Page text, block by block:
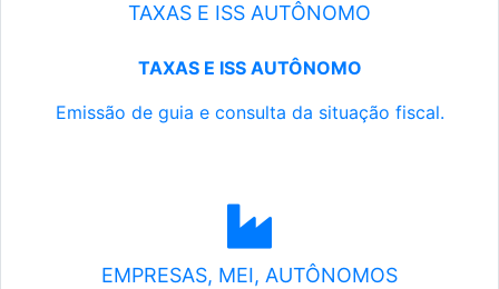
TAXAS E ISS AUTÔNOMO
TAXAS E ISS AUTÔNOMO
Emissão de guia e consulta da situação fiscal.
EMPRESAS, MEI, AUTÔNOMOS